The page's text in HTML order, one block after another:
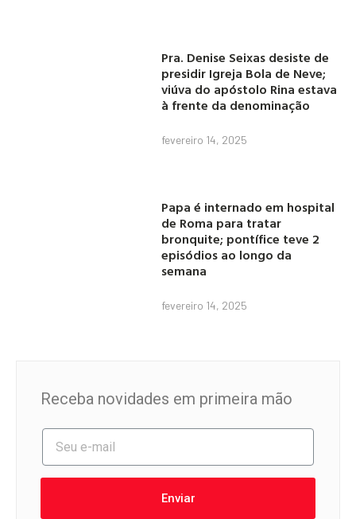
Pra. Denise Seixas desiste de
presidir Igreja Bola de Neve;
viúva do apóstolo Rina estava
à frente da denominação
fevereiro 14, 2025
Papa é internado em hospital
de Roma para tratar
bronquite; pontífice teve 2
episódios ao longo da
semana
fevereiro 14, 2025
Receba novidades em primeira mão
Enviar